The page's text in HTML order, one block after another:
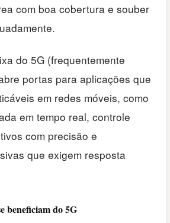
com boa cobertura e souber
do 5G (frequentemente
portas para aplicações que
em redes móveis, como
em tempo real, controle
com precisão e
que exigem resposta
beneficiam do 5G